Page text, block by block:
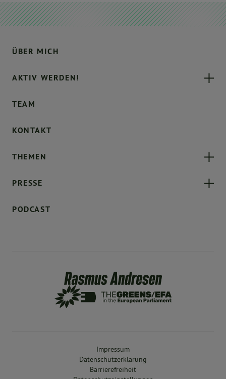
ÜBER MICH
AKTIV WERDEN!
TEAM
KONTAKT
THEMEN
PRESSE
PODCAST
Impressum
Datenschutzerklärung
Barrierefreiheit